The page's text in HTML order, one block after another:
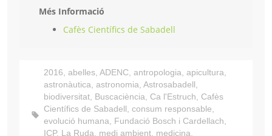
Més Informació
Cafès Científics de Sabadell
2016, abelles, ADENC, antropologia, apicultura,
astronàutica, astronomia, Astrosabadell,
biodiversitat, Buscaciència, Ca l'Estruch, Cafès
Científics de Sabadell, consum responsable,
evolució humana, Fundació Bosch i Cardellach,
ICP, La Ruda, medi ambient, medicina,